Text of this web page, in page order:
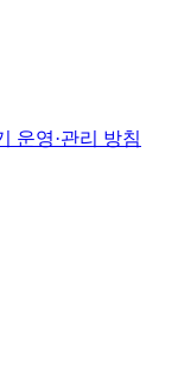
운영·관리 방침